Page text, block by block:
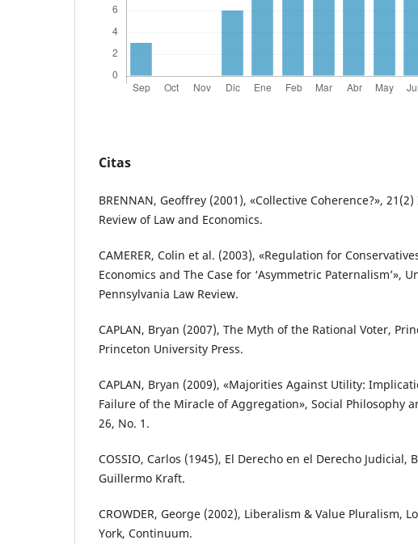
Citas
BRENNAN, Geoffrey (2001), «Collective Coherence?»,
Review of Law and Economics.
CAMERER, Colin et al. (2003), «Regulation for
Economics and The Case for ‘Asymmetric Paternalism’»,
Pennsylvania Law Review.
CAPLAN, Bryan (2007), The Myth of the Rational Voter,
Princeton University Press.
CAPLAN, Bryan (2009), «Majorities Against Utility:
Failure of the Miracle of Aggregation», Social Philosophy
26, No. 1.
COSSIO, Carlos (1945), El Derecho en el Derecho Judicial,
Guillermo Kraft.
CROWDER, George (2002), Liberalism & Value Pluralism,
York, Continuum.